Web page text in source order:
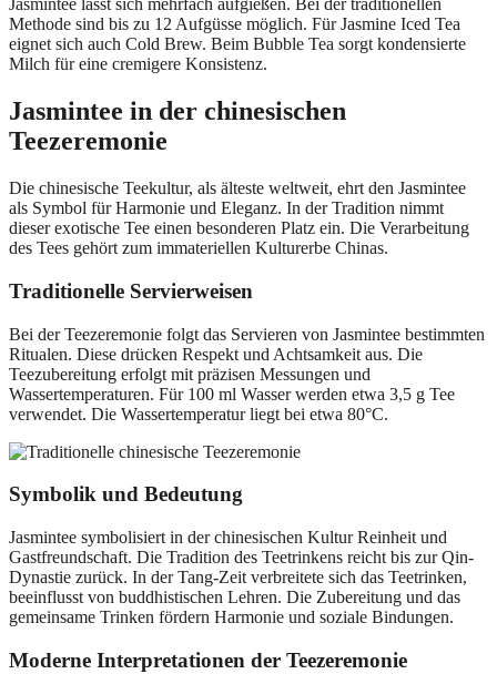
Jasmintee lässt sich mehrfach aufgießen. Bei der traditionellen
Methode sind bis zu 12 Aufgüsse möglich. Für Jasmine Iced Tea
eignet sich auch Cold Brew. Beim Bubble Tea sorgt kondensierte
Milch für eine cremigere Konsistenz.
Jasmintee in der chinesischen
Teezeremonie
Die chinesische Teekultur, als älteste weltweit, ehrt den Jasmintee
als Symbol für Harmonie und Eleganz. In der Tradition nimmt
dieser exotische Tee einen besonderen Platz ein. Die Verarbeitung
des Tees gehört zum immateriellen Kulturerbe Chinas.
Traditionelle Servierweisen
Bei der Teezeremonie folgt das Servieren von Jasmintee bestimmten
Ritualen. Diese drücken Respekt und Achtsamkeit aus. Die
Teezubereitung erfolgt mit präzisen Messungen und
Wassertemperaturen. Für 100 ml Wasser werden etwa 3,5 g Tee
verwendet. Die Wassertemperatur liegt bei etwa 80°C.
Symbolik und Bedeutung
Jasmintee symbolisiert in der chinesischen Kultur Reinheit und
Gastfreundschaft. Die Tradition des Teetrinkens reicht bis zur Qin-
Dynastie zurück. In der Tang-Zeit verbreitete sich das Teetrinken,
beeinflusst von buddhistischen Lehren. Die Zubereitung und das
gemeinsame Trinken fördern Harmonie und soziale Bindungen.
Moderne Interpretationen der Teezeremonie